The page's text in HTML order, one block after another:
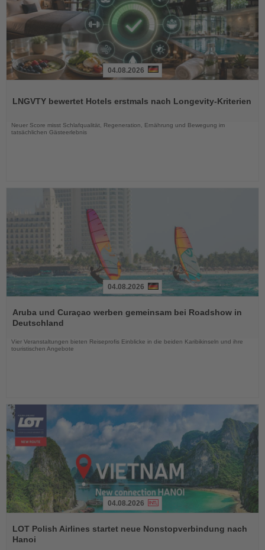
die
04.08.2026
LNGVTY bewertet Hotels erstmals nach Longevity-Kriterien
Neuer Score misst Schlafqualität, Regeneration, Ernährung und Bewegung im
tatsächlichen Gästeerlebnis
Sie
die
04.08.2026
Aruba und Curaçao werben gemeinsam bei Roadshow in
Deutschland
Vier Veranstaltungen bieten Reiseprofis Einblicke in die beiden Karibikinseln und ihre
touristischen Angebote
Sie
die
04.08.2026
LOT Polish Airlines startet neue Nonstopverbindung nach
Hanoi